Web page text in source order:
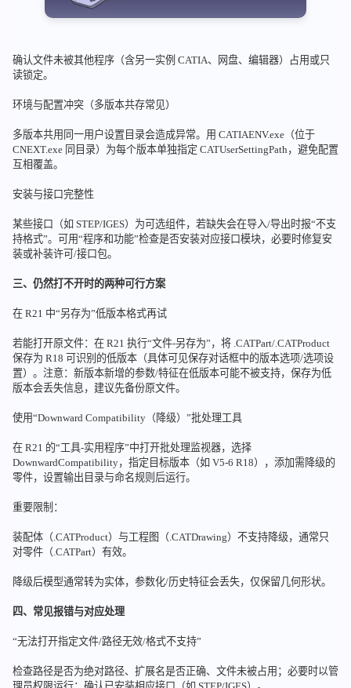
确认文件未被其他程序（含另一实例 CATIA、网盘、编辑器）占用或只
读锁定。
环境与配置冲突（多版本共存常见）
多版本共用同一用户设置目录会造成异常。用 CATIAENV.exe（位于
CNEXT.exe 同目录）为每个版本单独指定 CATUserSettingPath，避免配置
互相覆盖。
安装与接口完整性
某些接口（如 STEP/IGES）为可选组件，若缺失会在导入/导出时报“不支
持格式”。可用“程序和功能”检查是否安装对应接口模块，必要时修复安
装或补装许可/接口包。
三、仍然打不开时的两种可行方案
在 R21 中“另存为”低版本格式再试
若能打开原文件：在 R21 执行“文件-另存为”，将 .CATPart/.CATProduct
保存为 R18 可识别的低版本（具体可见保存对话框中的版本选项/选项设
置）。注意：新版本新增的参数/特征在低版本可能不被支持，保存为低
版本会丢失信息，建议先备份原文件。
使用“Downward Compatibility（降级）”批处理工具
在 R21 的“工具-实用程序”中打开批处理监视器，选择
DownwardCompatibility，指定目标版本（如 V5-6 R18），添加需降级的
零件，设置输出目录与命名规则后运行。
重要限制：
装配体（.CATProduct）与工程图（.CATDrawing）不支持降级，通常只
对零件（.CATPart）有效。
降级后模型通常转为实体，参数化/历史特征会丢失，仅保留几何形状。
四、常见报错与对应处理
“无法打开指定文件/路径无效/格式不支持”
检查路径是否为绝对路径、扩展名是否正确、文件未被占用；必要时以管